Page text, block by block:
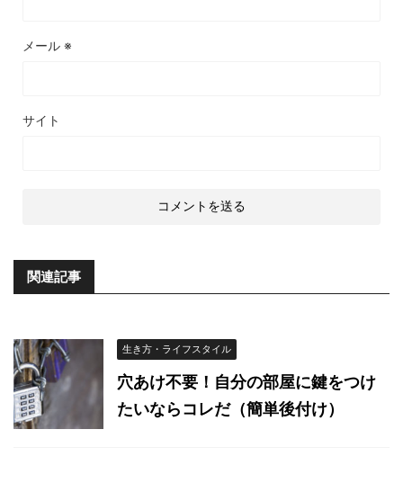
メール ※
サイト
関連記事
生き方・ライフスタイル
穴あけ不要！自分の部屋に鍵をつけ
たいならコレだ（簡単後付け）